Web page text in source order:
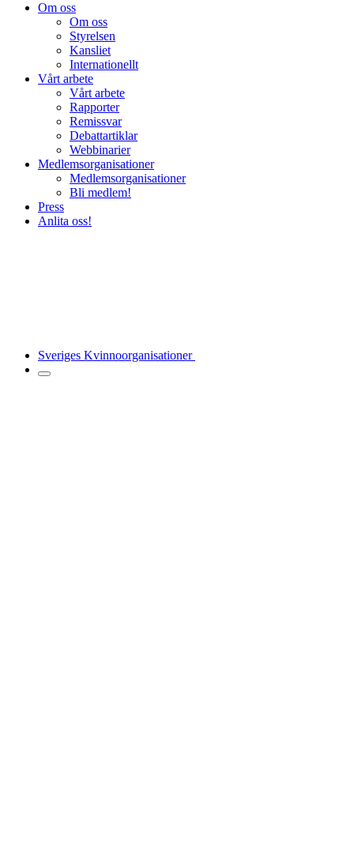
Om oss
Om oss
Styrelsen
Kansliet
Internationellt
Vårt arbete
Vårt arbete
Rapporter
Remissvar
Debattartiklar
Webbinarier
Medlemsorganisationer
Medlemsorganisationer
Bli medlem!
Press
Anlita oss!
Sveriges Kvinnoorganisationer